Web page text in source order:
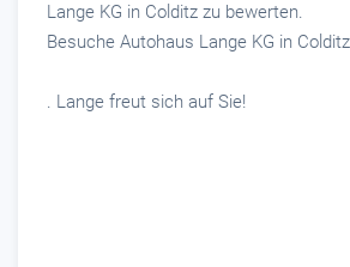
Lange KG in Colditz zu bewerten.
Besuche Autohaus Lange KG in
. Lange freut sich auf Sie!